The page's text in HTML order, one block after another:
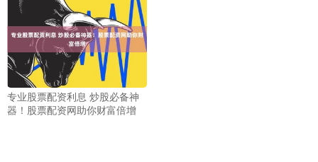
专业股票配资利息 炒股必备神
器！股票配资网助你财富倍增